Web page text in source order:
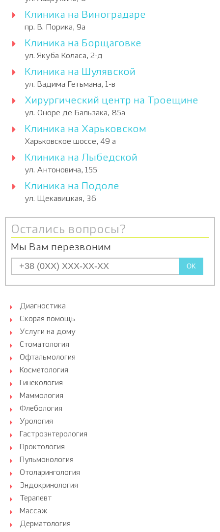
Клиника на Виноградаре
пр. В. Порика, 9а
Клиника на Борщаговке
ул. Якуба Коласа, 2-д
Клиника на Шулявской
ул. Вадима Гетьмана, 1-в
Хирургический центр на Троещине
ул. Оноре де Бальзака, 85а
Клиника на Харьковском
Харьковское шоссе, 49 а
Клиника на Лыбедской
ул. Антоновича, 155
Клиника на Подоле
ул. Щекавицкая, 36
Остались вопросы?
Мы Вам перезвоним
OK
Диагностика
Скорая помощь
Услуги на дому
Стоматология
Офтальмология
Косметология
Гинекология
Маммология
Флебология
Урология
Гастроэнтерология
Проктология
Пульмонология
Отоларингология
Эндокринология
Терапевт
Массаж
Дерматология